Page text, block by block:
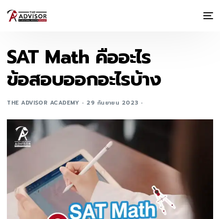
SAT Math คืออะไร
ข้อสอบออกอะไรบ้าง
THE ADVISOR ACADEMY 29 กันยายน 2023